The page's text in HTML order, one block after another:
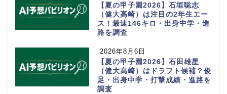
【夏の甲子園2026】石垣聡志
（健大高崎）は注目の2年生エー
ス！最速146キロ・出身中学・進
路を調査
2026年8月6日
【夏の甲子園2026】石田雄星
（健大高崎）はドラフト候補？俊
足・出身中学・打撃成績・進路を
調査